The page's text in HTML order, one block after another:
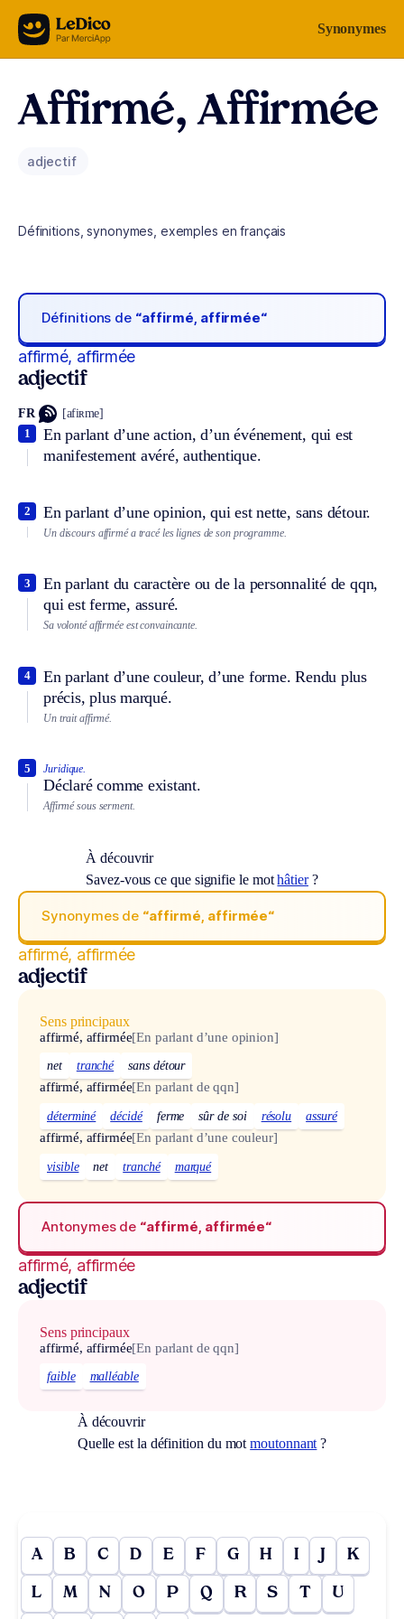
Aller au contenu Synonymes
Affirmé, Affirmée
adjectif
Définitions, synonymes, exemples en français
Définitions de “affirmé, affirmée“
affirmé, affirmée
adjectif
FR [afiʀme]
En parlant d’une action, d’un événement, qui est
manifestement avéré, authentique.
1
En parlant d’une opinion, qui est nette, sans détour.
2
Un discours affirmé a tracé les lignes de son programme.
En parlant du caractère ou de la personnalité de qqn,
qui est ferme, assuré.
3
Sa volonté affirmée est convaincante.
En parlant d’une couleur, d’une forme. Rendu plus
précis, plus marqué.
4
Un trait affirmé.
Juridique.
Déclaré comme existant.
5
Affirmé sous serment.
À découvrir
Savez-vous ce que signifie le mothâtier?
Synonymes de “affirmé, affirmée“
affirmé, affirmée
adjectif
Sens principaux
affirmé, affirmée[En parlant d’une opinion]
net tranché sans détour
affirmé, affirmée[En parlant de qqn]
déterminé décidé ferme sûr de soi résolu assuré
affirmé, affirmée[En parlant d’une couleur]
visible net tranché marqué
Antonymes de “affirmé, affirmée“
affirmé, affirmée
adjectif
Sens principaux
affirmé, affirmée[En parlant de qqn]
faible malléable
À découvrir
Quelle est la définition du motmoutonnant ?
A B C D E F G H I J K
L M N O P Q R S T U